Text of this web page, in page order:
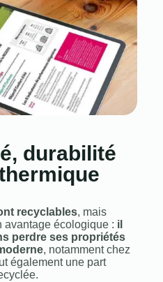
durabilité
recyclables, mais
avantage écologique : il
perdre ses propriétés
, notamment chez
également une part